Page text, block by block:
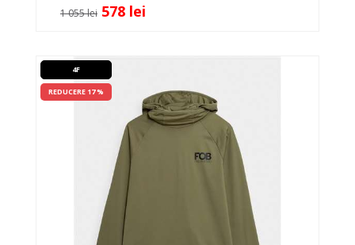
1 055 lei 578 lei
4F
REDUCERE 17 %